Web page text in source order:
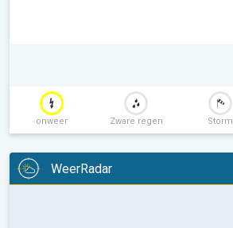
onweer Zware regen Storm
WeerRadar